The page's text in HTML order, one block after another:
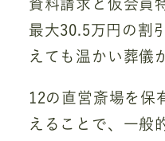
資料請求と仮会員
最大30.5万円の割
えても温かい葬儀
12の直営斎場を保
えることで、一般